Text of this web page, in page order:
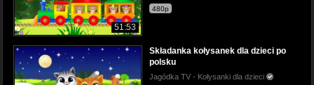
51:53
480p
Składanka kołysanek dla dzieci po
polsku
Jagódka TV - Kołysanki dla dzieci